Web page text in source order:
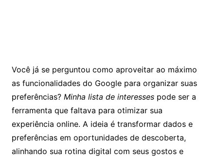
Você já se perguntou como aproveitar ao máximo
as funcionalidades do Google para organizar suas
preferências? Minha lista de interessespode ser a
ferramenta que faltava para otimizar sua
experiência online. A ideia é transformar dados e
preferências em oportunidades de descoberta,
alinhando sua rotina digital com seus gostos e